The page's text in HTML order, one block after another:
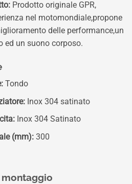
Prodotto originale GPR,
nel motomondiale,propone
delle performance,un
ed un suono corposo.
Tondo
Inox 304 satinato
Inox 304 Satinato
(mm):300